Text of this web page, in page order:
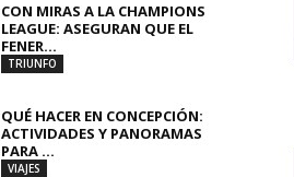
CON MIRAS A LA CHAMPIONS
LEAGUE: ASEGURAN QUE EL
FENER...
TRIUNFO
QUÉ HACER EN CONCEPCIÓN:
ACTIVIDADES Y PANORAMAS
PARA ...
VIAJES